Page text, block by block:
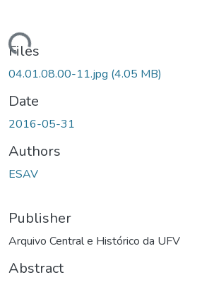
Files
04.01.08.00-11.jpg (4.05 MB)
Date
2016-05-31
Authors
ESAV
Publisher
Arquivo Central e Histórico da UFV
Abstract